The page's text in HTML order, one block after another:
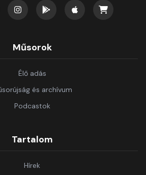
Műsorok
Élő adás
és archívum
Podcastok
Tartalom
Hírek